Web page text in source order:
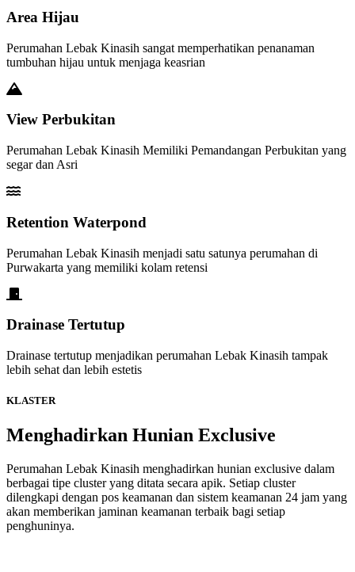
Area Hijau
Perumahan Lebak Kinasih sangat memperhatikan penanaman
tumbuhan hijau untuk menjaga keasrian
View Perbukitan
Perumahan Lebak Kinasih Memiliki Pemandangan Perbukitan yang
segar dan Asri
Retention Waterpond
Perumahan Lebak Kinasih menjadi satu satunya perumahan di
Purwakarta yang memiliki kolam retensi
Drainase Tertutup
Drainase tertutup menjadikan perumahan Lebak Kinasih tampak
lebih sehat dan lebih estetis
KLASTER
Menghadirkan Hunian Exclusive
Perumahan Lebak Kinasih menghadirkan hunian exclusive dalam
berbagai tipe cluster yang ditata secara apik. Setiap cluster
dilengkapi dengan pos keamanan dan sistem keamanan 24 jam yang
akan memberikan jaminan keamanan terbaik bagi setiap
penghuninya.